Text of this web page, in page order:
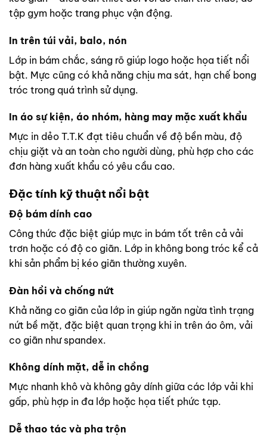
tập gym hoặc trang phục vận động.
In trên túi vải, balo, nón
Lớp in bám chắc, sáng rõ giúp logo hoặc họa tiết nổi
bật. Mực cũng có khả năng chịu ma sát, hạn chế bong
tróc trong quá trình sử dụng.
In áo sự kiện, áo nhóm, hàng may mặc xuất khẩu
Mực in dẻo T.T.K đạt tiêu chuẩn về độ bền màu, độ
chịu giặt và an toàn cho người dùng, phù hợp cho các
đơn hàng xuất khẩu có yêu cầu cao.
Đặc tính kỹ thuật nổi bật
Độ bám dính cao
Công thức đặc biệt giúp mực in bám tốt trên cả vải
trơn hoặc có độ co giãn. Lớp in không bong tróc kể cả
khi sản phẩm bị kéo giãn thường xuyên.
Đàn hồi và chống nứt
Khả năng co giãn của lớp in giúp ngăn ngừa tình trạng
nứt bề mặt, đặc biệt quan trọng khi in trên áo ôm, vải
co giãn như spandex.
Không dính mặt, dễ in chồng
Mực nhanh khô và không gây dính giữa các lớp vải khi
gấp, phù hợp in đa lớp hoặc họa tiết phức tạp.
Dễ thao tác và pha trộn